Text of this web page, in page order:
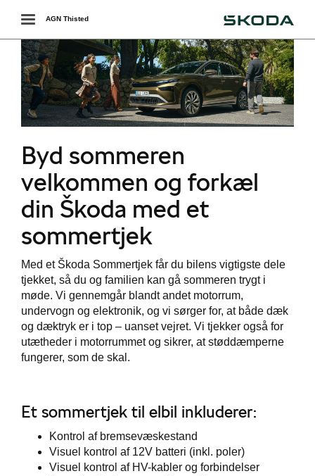
Toggle
navigation
AGN Thisted
Byd sommeren
velkommen og forkæl
din Škoda med et
sommertjek
Med et Škoda Sommertjek får du bilens vigtigste dele
tjekket, så du og familien kan gå sommeren trygt i
møde. Vi gennemgår blandt andet motorrum,
undervogn og elektronik, og vi sørger for, at både dæk
og dæktryk er i top – uanset vejret. Vi tjekker også for
utætheder i motorrummet og sikrer, at støddæmperne
fungerer, som de skal.
Et sommertjek til elbil inkluderer:
Kontrol af bremsevæskestand
Visuel kontrol af 12V batteri (inkl. poler)
Visuel kontrol af HV-kabler og forbindelser